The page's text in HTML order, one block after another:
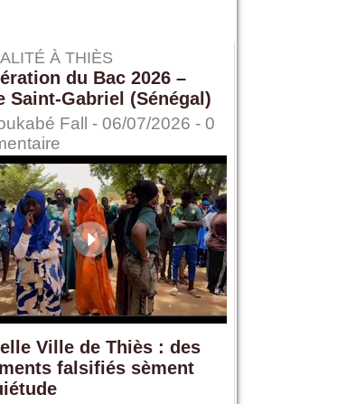
À THIÈS
du Bac 2026 –
Saint-Gabriel (Sénégal)
Fall - 06/07/2026 - 0
Ville de Thiès : des
falsifiés sèment